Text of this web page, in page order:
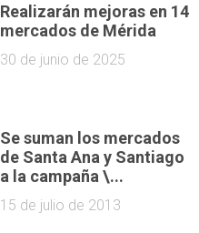
Realizarán mejoras en 14
mercados de Mérida
30 de junio de 2025
Se suman los mercados
de Santa Ana y Santiago
a la campaña \...
15 de julio de 2013